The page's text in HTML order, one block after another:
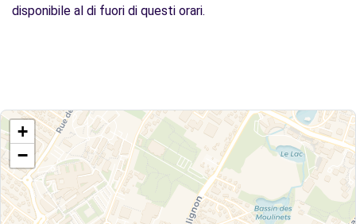
disponibile al di fuori di questi orari.
+
−